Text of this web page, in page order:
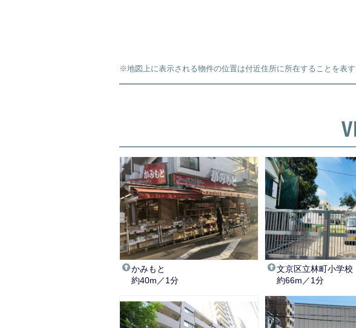
※地図上に表示される物件の位置は付近住所に所在することを表
かみもと
約40m／1分
文京区立林町小学校
約66m／1分